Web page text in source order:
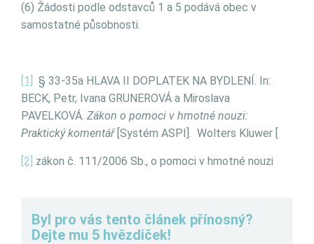
(6) Žádosti podle odstavců 1 a 5 podává obec v
samostatné působnosti.
[1]
§ 33-35a HLAVA II DOPLATEK NA BYDLENÍ. In:
BECK, Petr, Ivana GRUNEROVÁ a Miroslava
PAVELKOVÁ. Zákon o pomoci v hmotné nouzi:
Praktický komentář [Systém ASPI]. Wolters Kluwer [
[2] zákon č. 111/2006 Sb., o pomoci v hmotné nouzi
Byl pro vás tento článek přínosný?
Dejte mu 5 hvězdiček!